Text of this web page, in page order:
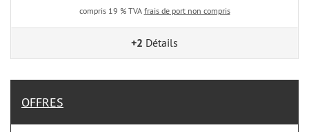
compris 19 % TVA frais de port non compris
+2 Détails
OFFRES